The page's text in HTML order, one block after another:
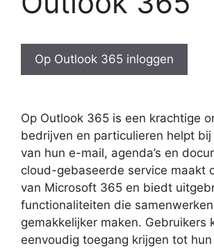
Op Outlook 365 inloggen
Op Outlook 365 is een krachtige
bedrijven en particulieren helpt
van hun e-mail, agenda’s en
cloud-gebaseerde service maakt
van Microsoft 365 en biedt
functionaliteiten die
gemakkelijker maken. Gebruikers
eenvoudig toegang krijgen tot